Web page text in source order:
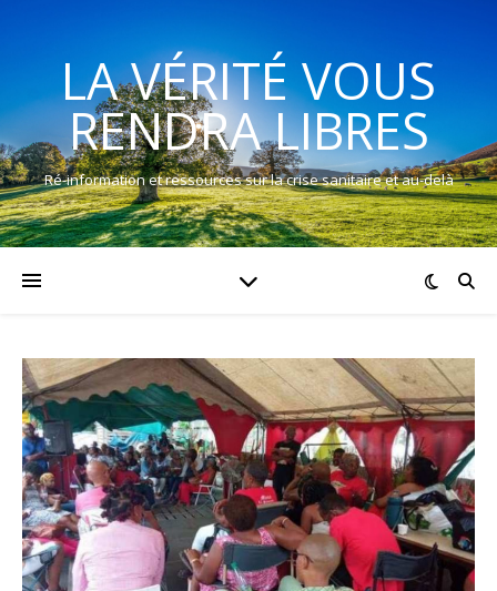
LA VÉRITÉ VOUS
RENDRA LIBRES
Ré-information et ressources sur la crise sanitaire et au-delà